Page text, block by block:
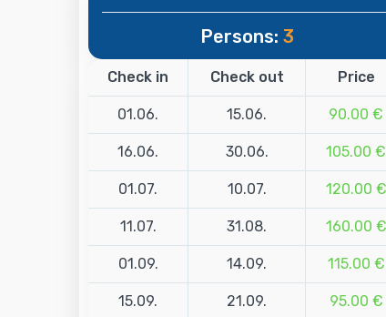
Persons:3
Check in Check out Price
01.06. 15.06. 90.00 €
16.06. 30.06. 105.00 €
01.07. 10.07. 120.00 €
11.07. 31.08. 160.00 €
01.09. 14.09. 115.00 €
15.09. 21.09. 95.00 €